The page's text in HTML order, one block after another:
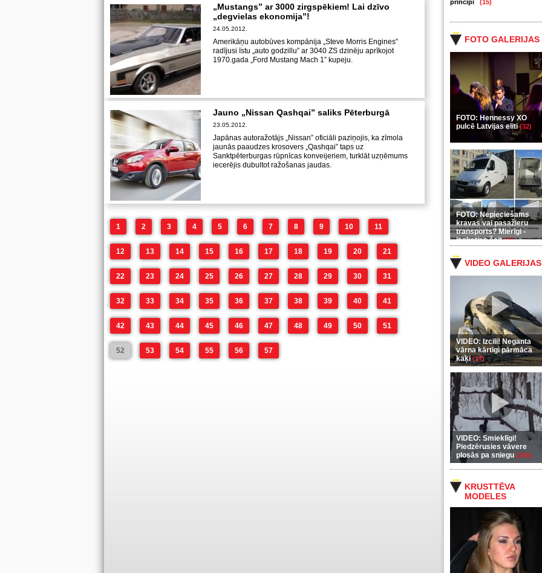
principi
(15)
FOTO GALERIJAS
FOTO: Hennessy XO
pulcē Latvijas eliti(32)
FOTO: Nepieciešams
kravas vai pasažieru
transports? Mierīgi -
ieskaties šeit(35)
VIDEO GALERIJAS
VIDEO: Izcili! Neganta
vārna kārtīgi pārmāca
kaķi(37)
VIDEO: Smieklīgi!
Piedzērusies vāvere
plosās pa sniegu (255)
KRUSTTĒVA
MODELES
„Mustangs” ar 3000 zirgspēkiem! Lai dzīvo
„degvielas ekonomija”!
24.05.2012.
Amerikāņu autobūves kompānija „Steve Morris Engines”
radījusi īstu „auto godzillu” ar 3040 ZS dzinēju aprīkojot
1970.gada „Ford Mustang Mach 1” kupeju.
Jauno „Nissan Qashqai” saliks Pēterburgā
23.05.2012.
Japānas autoražotājs „Nissan” oficiāli paziņojis, ka zīmola
jaunās paaudzes krosovers „Qashqai” taps uz
Sanktpēterburgas rūpnīcas konveijeriem, turklāt uzņēmums
iecerējis dubultot ražošanas jaudas.
1 2 3 4 5 6 7 8 9 10 11
12 13 14 15 16 17 18 19 20 21
22 23 24 25 26 27 28 29 30 31
32 33 34 35 36 37 38 39 40 41
42 43 44 45 46 47 48 49 50 51
52 53 54 55 56 57